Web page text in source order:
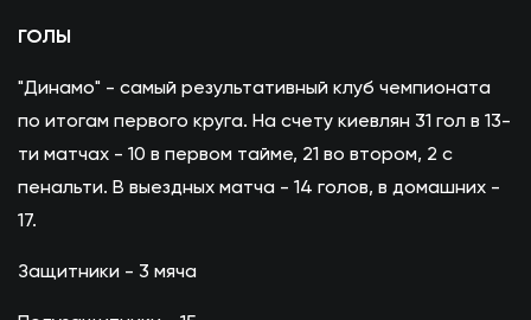
ГОЛЫ
"Динамо" - самый результативный клуб чемпионата
по итогам первого круга. На счету киевлян 31 гол в 13-
ти матчах - 10 в первом тайме, 21 во втором, 2 с
пенальти. В выездных матча - 14 голов, в домашних -
17.
Защитники - 3 мяча